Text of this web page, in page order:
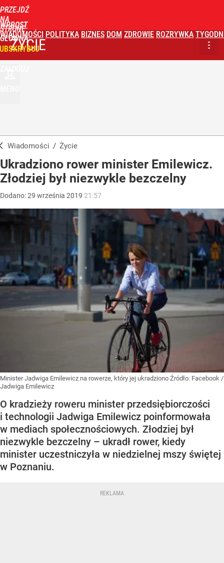
PRZEJDŹ
NA
STRONĘ
GŁÓWNĄ
WPROST
WIADOMOŚCI POLITYKA BIZNES DOM ZDROWIE ROZRYWKA
ŻYCIE
Wiadomości / Życie
Ukradziono rower minister Emilewicz.
Złodziej był niezwykle bezczelny
Dodano:29 września 2019 21:57
Minister Jadwiga Emilewicz na rowerze, który jej ukradziono Źródło: Facebook /
Jadwiga Emilewicz
O kradzieży roweru minister przedsiębiorczości
i technologii Jadwiga Emilewicz poinformowała
w mediach społecznościowych. Złodziej był
niezwykle bezczelny – ukradł rower, kiedy
minister uczestniczyła w niedzielnej mszy świętej
w Poznaniu.